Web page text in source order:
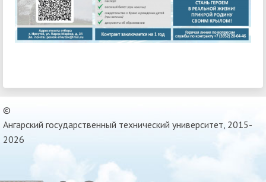
©
Ангарский государственный технический университет, 2015-
2026